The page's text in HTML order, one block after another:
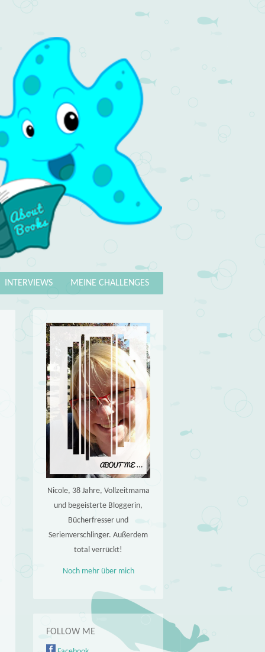
MEINE CHALLENGES
INTERVIEWS
Nicole, 38 Jahre, Vollzeitmama
und begeisterte Bloggerin,
Bücherfresser und
Serienverschlinger. Außerdem
total verrückt!
Noch mehr über mich
FOLLOW ME